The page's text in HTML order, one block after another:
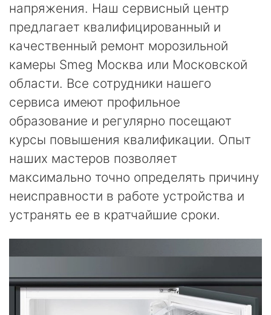
напряжения. Наш сервисный центр
предлагает квалифицированный и
качественный ремонт морозильной
камеры Smeg Москва или Московской
области. Все сотрудники нашего
сервиса имеют профильное
образование и регулярно посещают
курсы повышения квалификации. Опыт
наших мастеров позволяет
максимально точно определять причину
неисправности в работе устройства и
устранять ее в кратчайшие сроки.